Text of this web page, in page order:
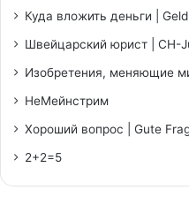
Куда вложить деньги | Geld
Швейцарский юрист | CH-
Изобретения, меняющие
НеМейнстрим
Хороший вопрос | Gute
2+2=5